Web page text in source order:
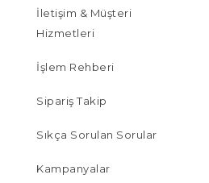
İletişim & Müşteri
Hizmetleri
İşlem Rehberi
Sipariş Takip
Sıkça Sorulan Sorular
Kampanyalar